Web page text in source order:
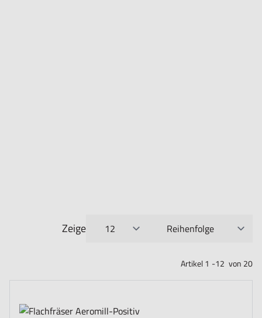
Artikel1 -12 von 20
Zeige
pro Seite Sortieren nach